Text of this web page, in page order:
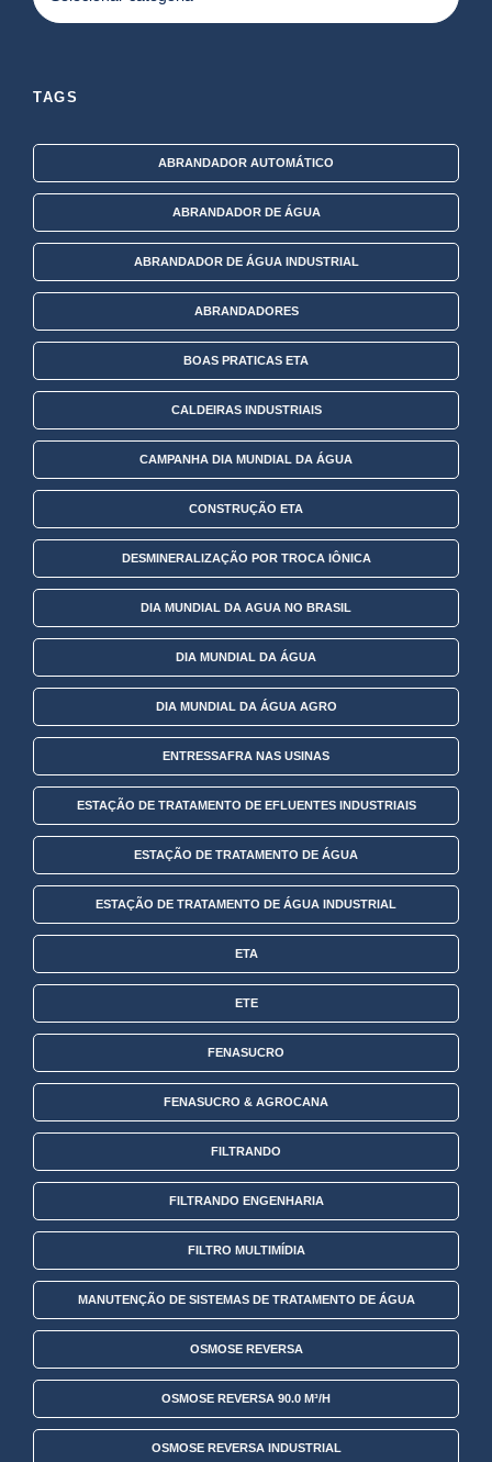
TAGS
ABRANDADOR AUTOMÁTICO
ABRANDADOR DE ÁGUA
ABRANDADOR DE ÁGUA INDUSTRIAL
ABRANDADORES
BOAS PRATICAS ETA
CALDEIRAS INDUSTRIAIS
CAMPANHA DIA MUNDIAL DA ÁGUA
CONSTRUÇÃO ETA
DESMINERALIZAÇÃO POR TROCA IÔNICA
DIA MUNDIAL DA AGUA NO BRASIL
DIA MUNDIAL DA ÁGUA
DIA MUNDIAL DA ÁGUA AGRO
ENTRESSAFRA NAS USINAS
ESTAÇÃO DE TRATAMENTO DE EFLUENTES INDUSTRIAIS
ESTAÇÃO DE TRATAMENTO DE ÁGUA
ESTAÇÃO DE TRATAMENTO DE ÁGUA INDUSTRIAL
ETA
ETE
FENASUCRO
FENASUCRO & AGROCANA
FILTRANDO
FILTRANDO ENGENHARIA
FILTRO MULTIMÍDIA
MANUTENÇÃO DE SISTEMAS DE TRATAMENTO DE ÁGUA
OSMOSE REVERSA
OSMOSE REVERSA 90.0 M³/H
OSMOSE REVERSA INDUSTRIAL